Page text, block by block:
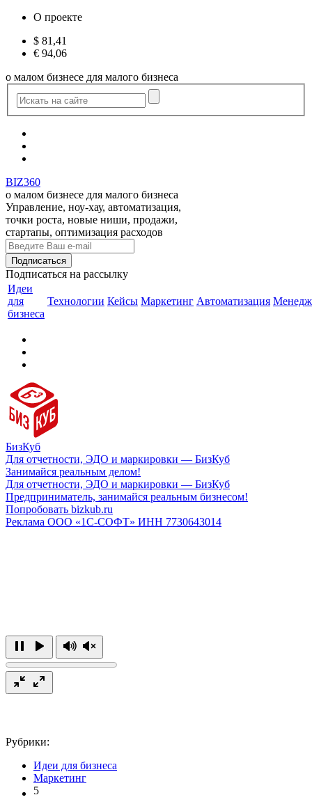
О проекте
$ 81,41
€ 94,06
о малом бизнесе для малого бизнеса
BIZ360
о малом бизнесе для малого бизнеса
Управление, ноу-хау, автоматизация,
точки роста, новые ниши, продажи,
стартапы, оптимизация расходов
Подписаться на рассылку
Идеи
для
бизнеса
Технологии Кейсы Маркетинг Автоматизация
БизКуб
Для отчетности, ЭДО и маркировки — БизКуб
Занимайся реальным делом!
Для отчетности, ЭДО и маркировки — БизКуб
Предприниматель, занимайся реальным бизнесом!
Попробовать bizkub.ru
Реклама ООО «1С-СОФТ» ИНН 7730643014
Рубрики:
Идеи для бизнеса
Маркетинг
5